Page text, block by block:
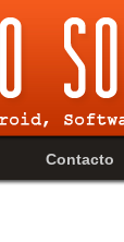
Contacto